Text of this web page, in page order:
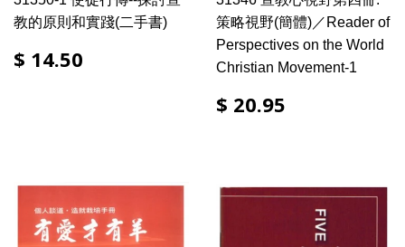
教的原則和實踐(二手書)
$ 14.50
策略視野(簡體)／Reader of
Perspectives on the World
Christian Movement-1
$ 20.95